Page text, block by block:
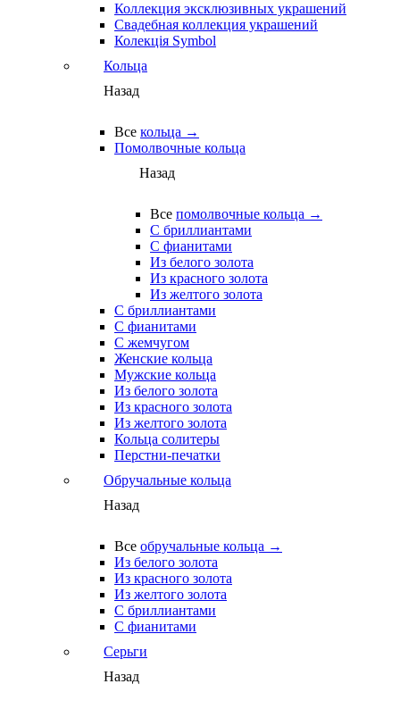
Коллекция эксклюзивных украшений
Свадебная коллекция украшений
Колекція Symbol
Кольца
Назад
Все кольца →
Помолвочные кольца
Назад
Все помолвочные кольца →
С бриллиантами
С фианитами
Из белого золота
Из красного золота
Из желтого золота
С бриллиантами
С фианитами
С жемчугом
Женские кольца
Мужские кольца
Из белого золота
Из красного золота
Из желтого золота
Кольца солитеры
Перстни-печатки
Обручальные кольца
Назад
Все обручальные кольца →
Из белого золота
Из красного золота
Из желтого золота
С бриллиантами
С фианитами
Серьги
Назад